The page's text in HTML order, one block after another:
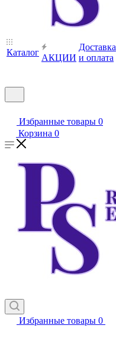
Каталог
АКЦИИ
Доставка
и оплата
Избранные товары 0
Корзина 0
Избранные товары 0